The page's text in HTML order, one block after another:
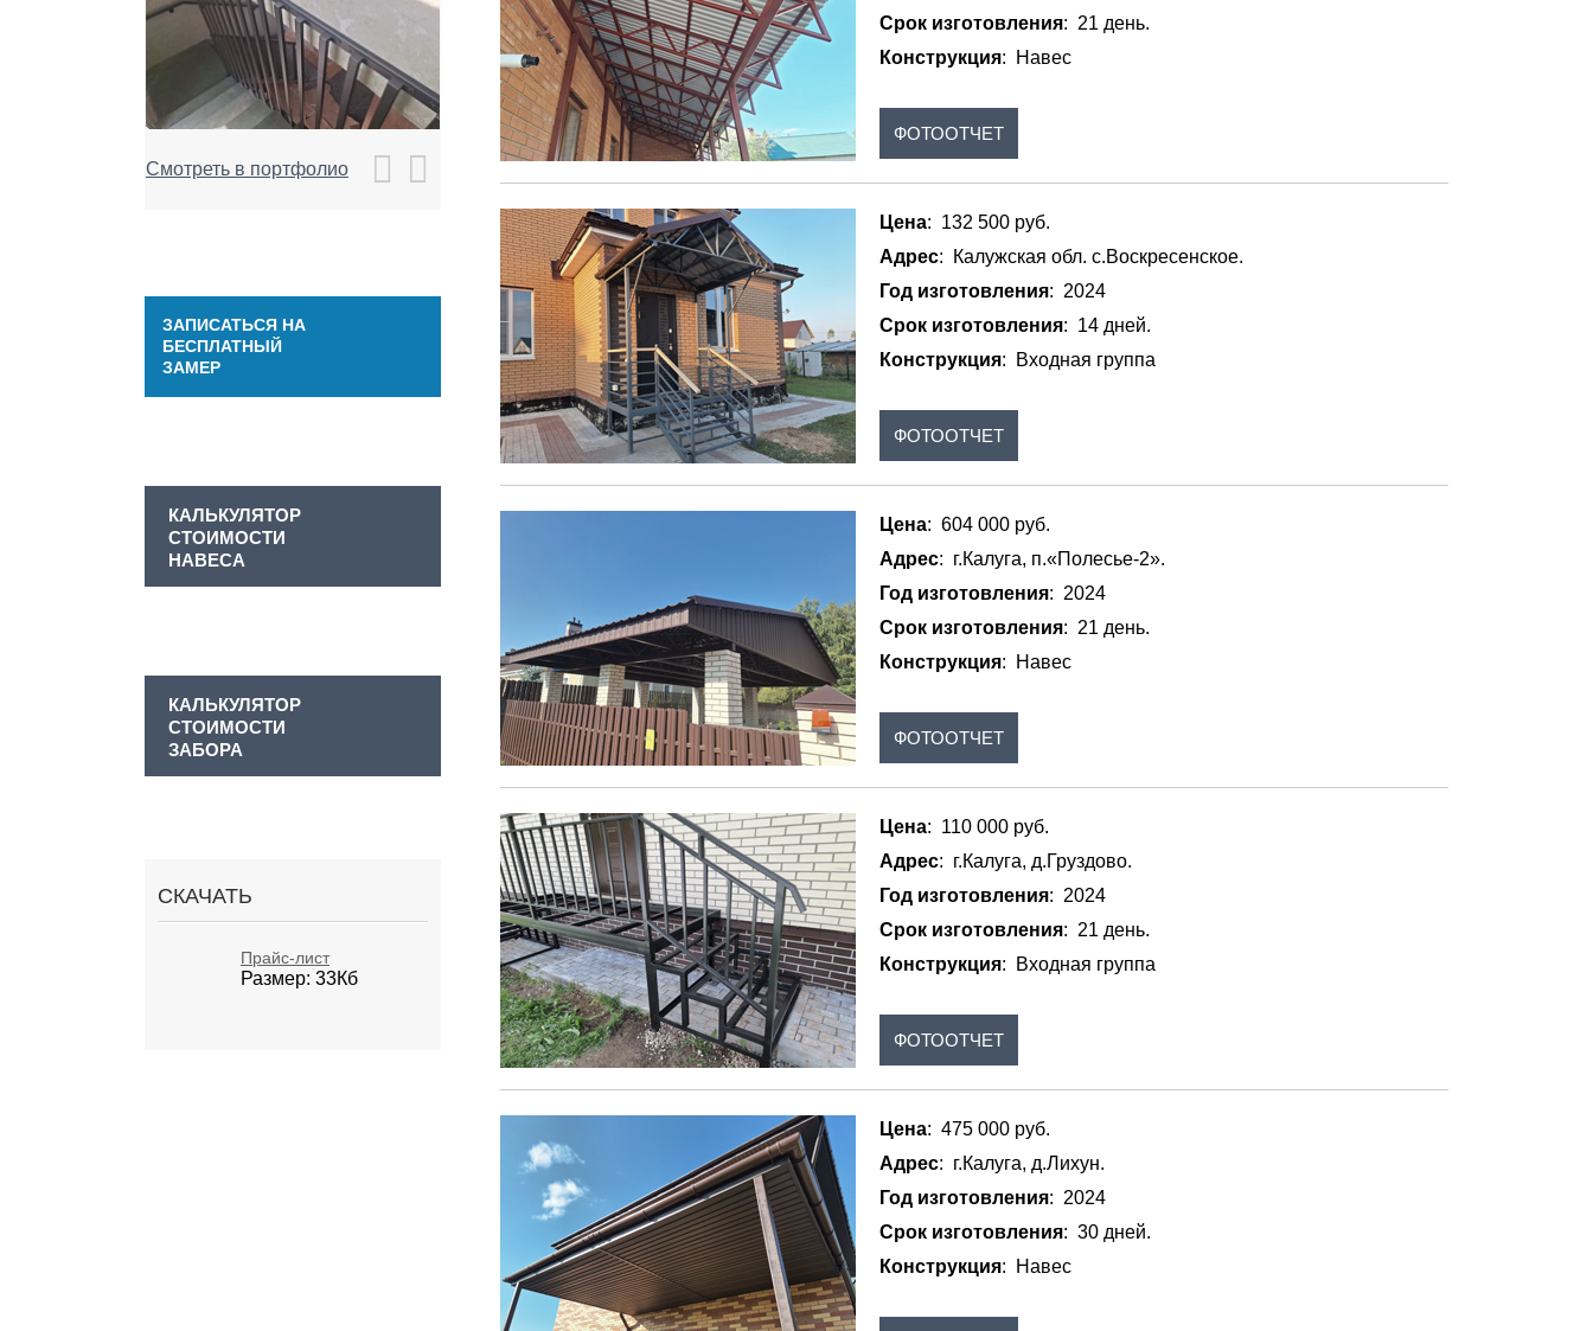
Смотреть в портфолио
ЗАПИСАТЬСЯ НА
БЕСПЛАТНЫЙ
ЗАМЕР
КАЛЬКУЛЯТОР
СТОИМОСТИ
НАВЕСА
КАЛЬКУЛЯТОР
СТОИМОСТИ
ЗАБОРА
СКАЧАТЬ
Прайс-лист
Размер: 33Кб
Срок изготовления: 21 день.
Конструкция: Навес
ФОТООТЧЕТ
Цена: 132 500 руб.
Адрес: Калужская обл. с.Воскресенское.
Год изготовления: 2024
Срок изготовления: 14 дней.
Конструкция: Входная группа
ФОТООТЧЕТ
Цена: 604 000 руб.
Адрес: г.Калуга, п.«Полесье-2».
Год изготовления: 2024
Срок изготовления: 21 день.
Конструкция: Навес
ФОТООТЧЕТ
Цена: 110 000 руб.
Адрес: г.Калуга, д.Груздово.
Год изготовления: 2024
Срок изготовления: 21 день.
Конструкция: Входная группа
ФОТООТЧЕТ
Цена: 475 000 руб.
Адрес: г.Калуга, д.Лихун.
Год изготовления: 2024
Срок изготовления: 30 дней.
Конструкция: Навес